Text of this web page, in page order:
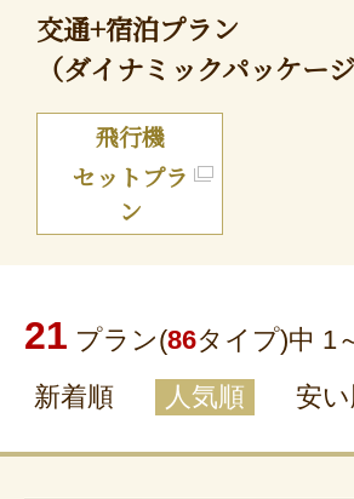
交通+宿泊プラン
（ダイナミックパッケー
飛行機
セットプラ
ン
21 プラン(86タイプ)中 1
新着順
人気順 安